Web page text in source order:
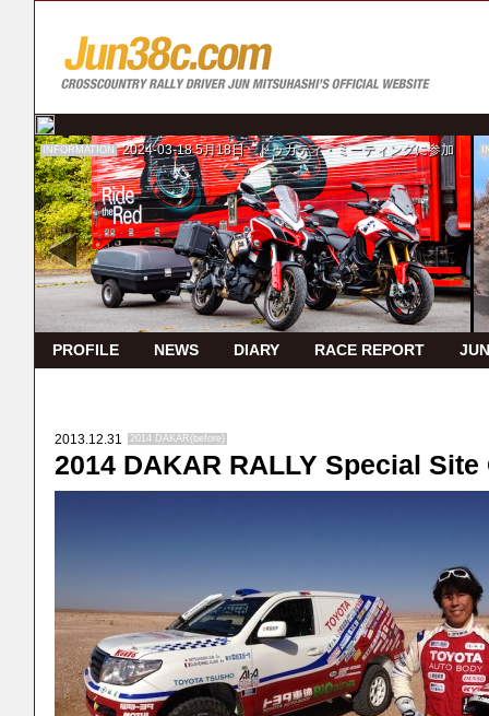
INFORMATION 2024-03-18 5月18日 ドゥカティ・ミーティングに参加
PROFILE NEWS DIARY RACE REPORT
2013.12.31 2014 DAKAR(before)
2014 DAKAR RALLY Special Site